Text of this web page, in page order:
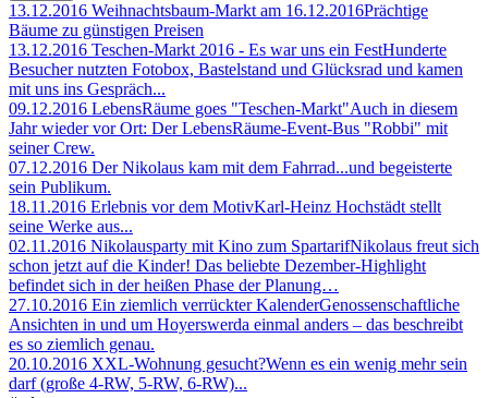
13.12.2016 Weihnachtsbaum-Markt am 16.12.2016Prächtige
Bäume zu günstigen Preisen
13.12.2016 Teschen-Markt 2016 - Es war uns ein FestHunderte
Besucher nutzten Fotobox, Bastelstand und Glücksrad und kamen
mit uns ins Gespräch...
09.12.2016 LebensRäume goes "Teschen-Markt"Auch in diesem
Jahr wieder vor Ort: Der LebensRäume-Event-Bus "Robbi" mit
seiner Crew.
07.12.2016 Der Nikolaus kam mit dem Fahrrad...und begeisterte
sein Publikum.
18.11.2016 Erlebnis vor dem MotivKarl-Heinz Hochstädt stellt
seine Werke aus...
02.11.2016 Nikolausparty mit Kino zum SpartarifNikolaus freut sich
schon jetzt auf die Kinder! Das beliebte Dezember-Highlight
befindet sich in der heißen Phase der Planung…
27.10.2016 Ein ziemlich verrückter KalenderGenossenschaftliche
Ansichten in und um Hoyerswerda einmal anders – das beschreibt
es so ziemlich genau.
20.10.2016 XXL-Wohnung gesucht?Wenn es ein wenig mehr sein
darf (große 4-RW, 5-RW, 6-RW)...